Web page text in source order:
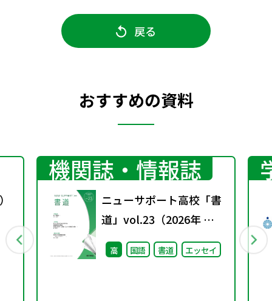
戻る
おすすめの資料
機関誌・情報誌
ニューサポート高校「書
道」vol.23（2026年 春
号）
高 国語 書道 エッセイ